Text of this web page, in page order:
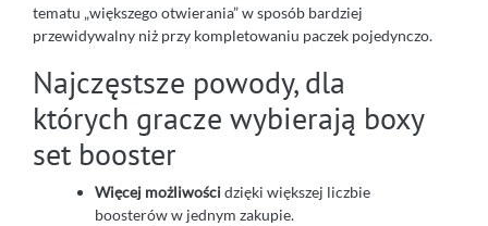
tematu „większego otwierania” w sposób bardziej
przewidywalny niż przy kompletowaniu paczek pojedynczo.
Najczęstsze powody, dla
których gracze wybierają boxy
set booster
Więcej możliwościdzięki większej liczbie
boosterów w jednym zakupie.